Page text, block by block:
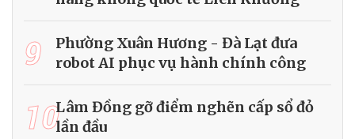
9
Phường Xuân Hương - Đà Lạt đưa
robot AI phục vụ hành chính công
10Lâm Đồng gỡ điểm nghẽn cấp sổ đỏ
lần đầu